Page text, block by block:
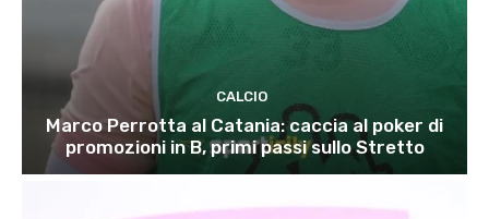
CALCIO
Marco Perrotta al Catania: caccia al poker di
promozioni in B, primi passi sullo Stretto